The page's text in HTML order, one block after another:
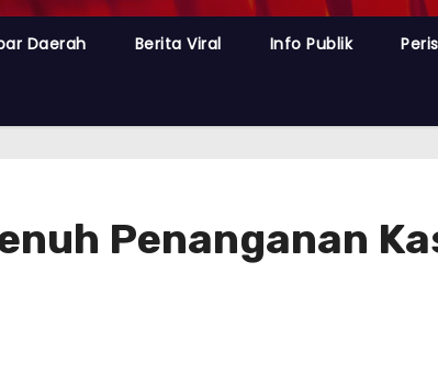
Daerah Berita Viral Info Publik
Penanganan